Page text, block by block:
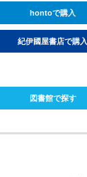
hontoで購入
紀伊國屋書店で購入
図書館で探す